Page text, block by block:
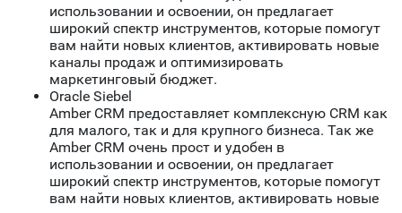
использовании и освоении, он предлагает
широкий спектр инструментов, которые помогут
вам найти новых клиентов, активировать новые
каналы продаж и оптимизировать
маркетинговый бюджет.
Oracle Siebel
Amber CRM предоставляет комплексную CRM как
для малого, так и для крупного бизнеса. Так же
Amber CRM очень прост и удобен в
использовании и освоении, он предлагает
широкий спектр инструментов, которые помогут
вам найти новых клиентов, активировать новые